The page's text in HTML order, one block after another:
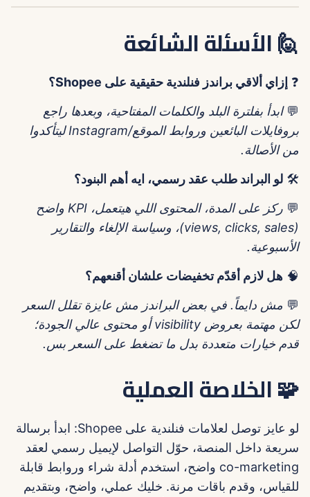
🙋 الأسئلة الشائعة
❓ إزاي ألاقي براندز فنلندية حقيقية على Shopee؟
💬ابدأ بفلترة البلد والكلمات المفتاحية، وبعدها راجع
بروفايلات البائعين وروابط الموقع/Instagram ليتأكدوا
من الأصالة.
🛠️ لو البراند طلب عقد رسمي، ايه أهم البنود؟
💬
ركز على المدة، المحتوى اللي هيتعمل، KPI واضح
(views, clicks, sales)، وسياسة الإلغاء والتقارير
الأسبوعية.
🧠 هل لازم أقدّم تخفيضات علشان أقنعهم؟
💬 مش دايماً. في بعض البراندز مش عايزة تقلل السعر
لكن مهتمة بعروض visibility أو محتوى عالي الجودة؛
قدم خيارات متعددة بدل ما تضغط على السعر بس.
🧩 الخلاصة العملية
لو عايز توصل لعلامات فنلندية على Shopee: ابدأ برسالة
سريعة داخل المنصة، حوّل التواصل لإيميل رسمي لعقد
co-marketing واضح، استخدم أدلة شراء وروابط قابلة
للقياس، وقدم باقات مرنة. خليك عملي، واضح، وبتقديم